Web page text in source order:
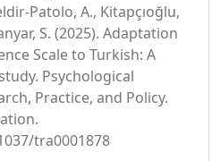
Patolo, A., Kitapçıoğlu,
S. (2025). Adaptation
Scale to Turkish: A
Psychological
Practice, and Policy.
tra0001878